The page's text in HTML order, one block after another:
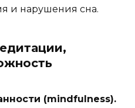
и нарушения сна.
(mindfulness).